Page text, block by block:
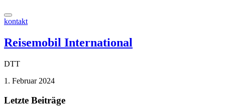
kontakt
Reisemobil International
DTT
1. Februar 2024
Letzte Beiträge